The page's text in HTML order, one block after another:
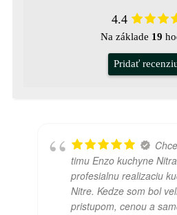
4.4
Na základe 19
Pridať
timu Enzo kuchyne
profesialnu realizaciu
Nitre. Kedze som bol
pristupom, cenou a